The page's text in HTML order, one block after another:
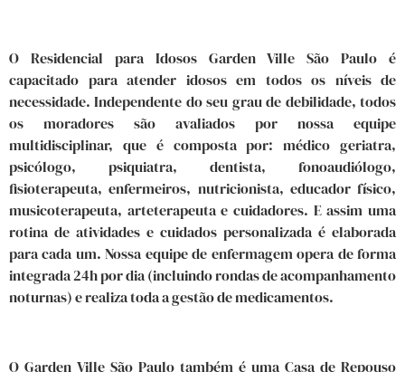
O Residencial para Idosos Garden Ville São Paulo é
capacitado para atender idosos em todos os níveis de
necessidade. Independente do seu grau de debilidade, todos
os moradores são avaliados por nossa equipe
multidisciplinar, que é composta por: médico geriatra,
psicólogo, psiquiatra, dentista, fonoaudiólogo,
fisioterapeuta, enfermeiros, nutricionista, educador físico,
musicoterapeuta, arteterapeuta e cuidadores. E assim uma
rotina de atividades e cuidados personalizada é elaborada
para cada um. Nossa equipe de enfermagem opera de forma
integrada 24h por dia (incluindo rondas de acompanhamento
noturnas) e realiza toda a gestão de medicamentos.
O Garden Ville São Paulo também é uma Casa de Repouso